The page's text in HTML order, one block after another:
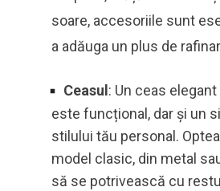
soare, accesoriile sunt
a adăuga un plus de
Ceasul : Un ceas
este funcțional, dar și un
stilului tău personal.
model clasic, din metal
să se potrivească cu